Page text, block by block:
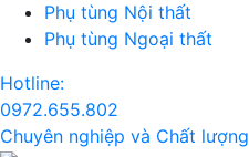
Phụ tùng Nội thất
Phụ tùng Ngoại thất
Hotline:
0972.655.802
Chuyên nghiệp và Chất lượng